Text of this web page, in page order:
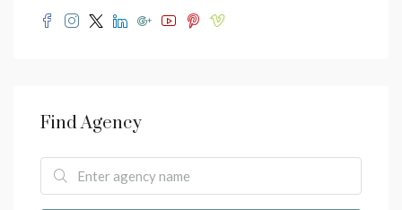
Find Agency